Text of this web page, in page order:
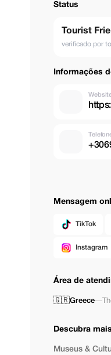
Status
Tourist
verificado por
Informações
Mensagem
TikTok
Instagram
Área de
🇬🇷Greece—
Descubra mais
Museus &